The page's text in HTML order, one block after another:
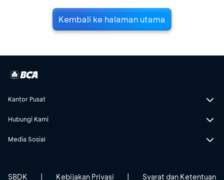
Kembali ke halaman utama
Kantor Pusat
Hubungi Kami
Media Sosial
SBDK Kebijakan Privasi Syarat dan Ketentuan